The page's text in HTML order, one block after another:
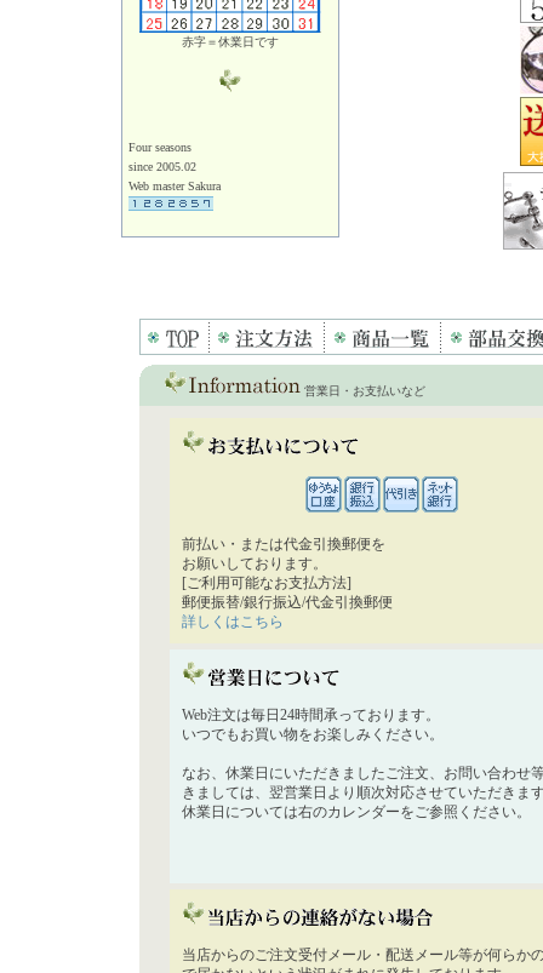
赤字＝休業日です
Four seasons
since 2005.02
Web master Sakura
営業日・お支払いなど
前払い・または代金引換郵便を
お願いしております。
[ご利用可能なお支払方法]
郵便振替/銀行振込/代金引換郵便
詳しくはこちら
Web注文は毎日24時間承っております。
いつでもお買い物をお楽しみください。
なお、休業日にいただきましたご注文、お問い合わせ
きましては、翌営業日より順次対応させていただきま
休業日については右のカレンダーをご参照ください。
当店からのご注文受付メール・配送メール等が何らか